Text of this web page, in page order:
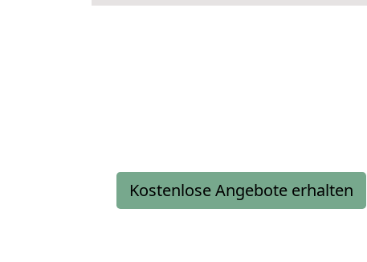
Kostenlose Angebote erhalten